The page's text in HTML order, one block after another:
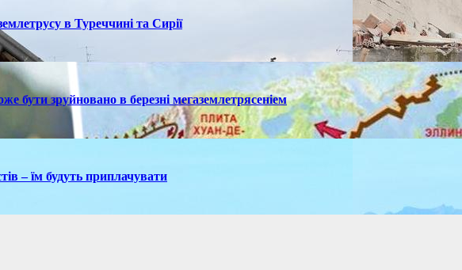
в Туреччині та Сирії
бути зруйновано в березні мегаземлетрясеніем
– їм будуть приплачувати